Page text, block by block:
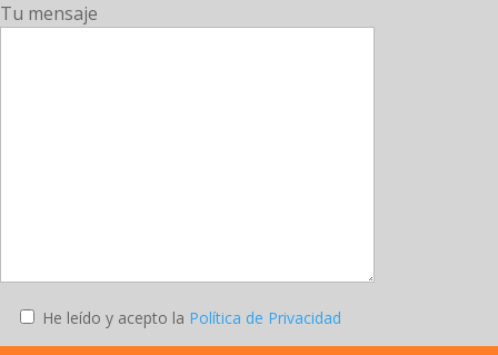
Tu mensaje
He leído y acepto la Política de Privacidad